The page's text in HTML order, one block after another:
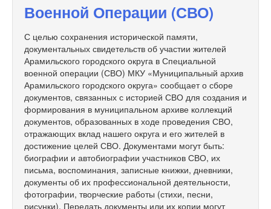
Военной Операции (СВО)
С целью сохранения исторической памяти,
документальных свидетельств об участии жителей
Арамильского городского округа в Специальной
военной операции (СВО) МКУ «Муниципальный архив
Арамильского городского округа» сообщает о сборе
документов, связанных с историей СВО для создания и
формирования в муниципальном архиве коллекций
документов, образованных в ходе проведения СВО,
отражающих вклад нашего округа и его жителей в
достижение целей СВО. Документами могут быть:
биографии и автобиографии участников СВО, их
письма, воспоминания, записные книжки, дневники,
документы об их профессиональной деятельности,
фотографии, творческие работы (стихи, песни,
рисунки). Передать документы или их копии могут